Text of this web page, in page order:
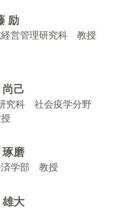
励
営管理研究科 教授
己
究科 社会疫学分野
磨
学部 教授
大